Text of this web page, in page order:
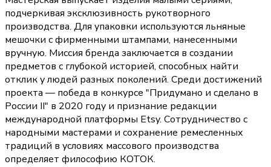
подчеркивая эксклюзивность рукотворного
производства. Для упаковки используются льняные
мешочки с фирменными штампами, нанесенными
вручную. Миссия бренда заключается в создании
предметов с глубокой историей, способных найти
отклик у людей разных поколений. Среди достижений
проекта — победа в конкурсе "Придумано и сделано в
России II" в 2020 году и признание редакции
международной платформы Etsy. Сотрудничество с
народными мастерами и сохранение ремесленных
традиций в условиях массового производства
определяет философию КОТОК.